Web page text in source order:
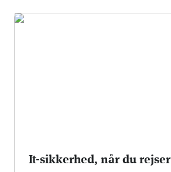
It-sikkerhed, når du rejser